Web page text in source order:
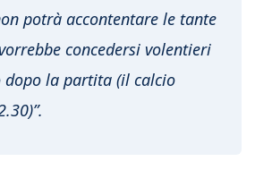
potrà accontentare le tante
concedersi volentieri
dopo la partita (il calcio